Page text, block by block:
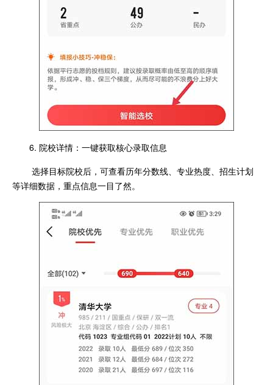
6. 院校详情：一键获取核心录取信息
选择目标院校后，可查看历年分数线、专业热度、招生计划
等详细数据，重点信息一目了然。